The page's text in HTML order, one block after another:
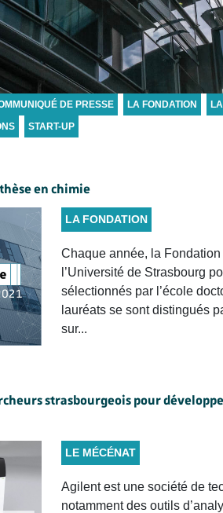
DE PRESSE LA FONDATION
START-UP
en chimie
LA FONDATION
Chaque année, la
l’Université de Strasbourg
sélectionnés par l’école
lauréats se sont distingués
sur...
strasbourgeois pour
LE MÉCÉNAT
Agilent est une société de
notamment des outils